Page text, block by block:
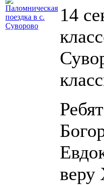
14
веру